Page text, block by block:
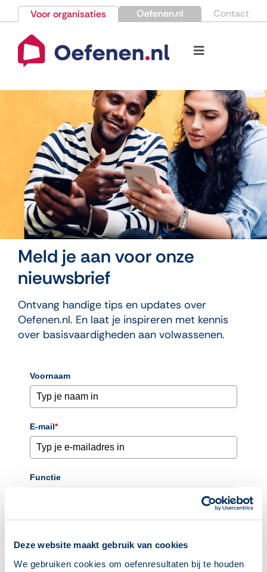
Deze website maakt gebruik van cookies
We gebruiken cookies om oefenresultaten bij te houden
naar
inhoud
Voor organisaties Oefenen.nl Contact
Toggle
Kennisbank
Over Oefenen.nl
Contact
Meld je aan voor onze
nieuwsbrief
Ontvang handige tips en updates over
Oefenen.nl. En laat je inspireren met kennis
over basisvaardigheden aan volwassenen.
Voornaam
E-mail*
Functie